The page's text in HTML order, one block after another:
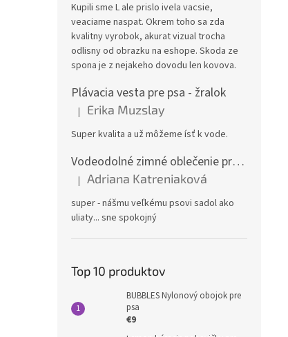
Kupili sme L ale prislo ivela vacsie,
veaciame naspat. Okrem toho sa zda
kvalitny vyrobok, akurat vizual trocha
odlisny od obrazku na eshope. Skoda ze
spona je z nejakeho dovodu len kovova.
Plávacia vesta pre psa - žralok
Hodnotenie produktu je 5 z 5 hviezdičiek.
| Erika Muzslay
Super kvalita a už môžeme ísť k vode.
Vodeodolné zimné oblečenie pre veľké psy
Hodnotenie produktu je 5 z 5 hviezdičiek.
| Adriana Katreniaková
super - nášmu veľkému psovi sadol ako
uliaty... sne spokojný
Top 10 produktov
BUBBLES Nylonový obojok pre
psa
€9